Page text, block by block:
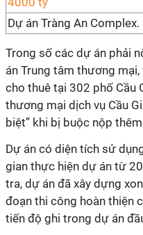
Dự án Tràng An Complex.
Trong số các dự án phải
án Trung tâm thương mại,
cho thuê tại 302 phố Cầu
thương mại dịch vụ Cầu
biệt” khi bị buộc nộp
Dự án có diện tích sử
gian thực hiện dự án từ
tra, dự án đã xây dựng
đoạn thi công hoàn thiện
tiến độ ghi trong dự án